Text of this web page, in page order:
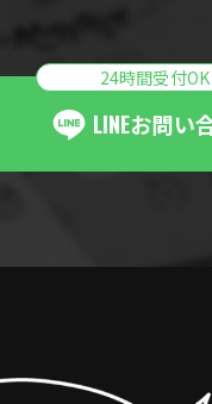
24時間受付OK
LINEお問い